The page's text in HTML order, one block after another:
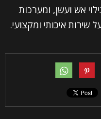
אש ועשן, ומערכות
שירות איכותי ומקצועי.